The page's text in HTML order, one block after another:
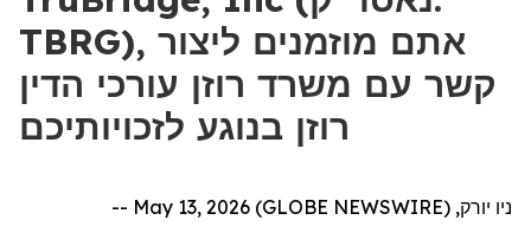
TBRG), אתם מוזמנים ליצור
קשר עם משרד רוזן עורכי הדין
רוזן בנוגע לזכויותיכם
ניו יורק, May 13, 2026 (GLOBE NEWSWIRE) --